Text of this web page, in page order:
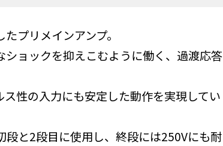
プリメインアンプ。
ョックを抑えこむように働く、過渡応答
性の入力にも安定した動作を実現してい
と2段目に使用し、終段には250Vにも耐